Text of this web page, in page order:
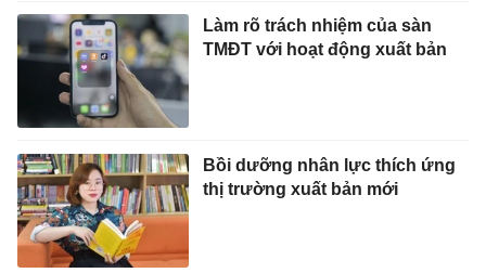
Làm rõ trách nhiệm của sàn
TMĐT với hoạt động xuất bản
Bồi dưỡng nhân lực thích ứng
thị trường xuất bản mới